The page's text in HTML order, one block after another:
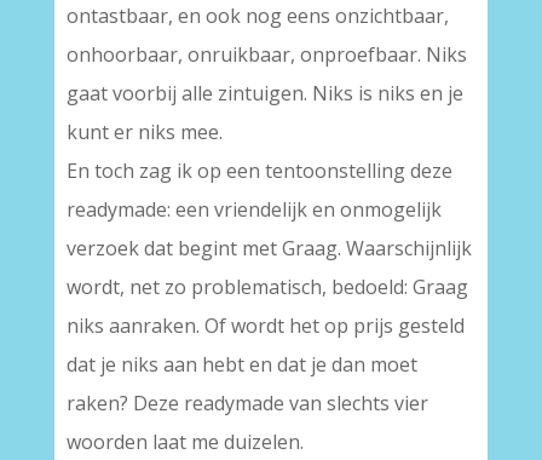
ontastbaar, en ook nog eens onzichtbaar,
onhoorbaar, onruikbaar, onproefbaar. Niks
gaat voorbij alle zintuigen. Niks is niks en je
kunt er niks mee.
En toch zag ik op een tentoonstelling deze
readymade: een vriendelijk en onmogelijk
verzoek dat begint met Graag. Waarschijnlijk
wordt, net zo problematisch, bedoeld: Graag
niks aanraken. Of wordt het op prijs gesteld
dat je niks aan hebt en dat je dan moet
raken? Deze readymade van slechts vier
woorden laat me duizelen.